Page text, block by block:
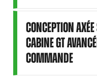
CONCEPTION
CABINE GT
COMMANDE